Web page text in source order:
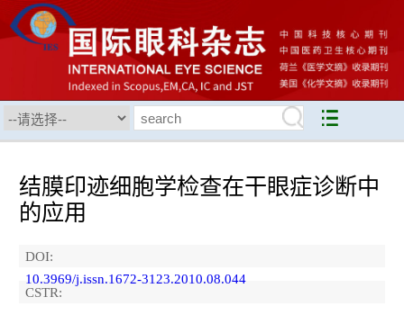
结膜印迹细胞学检查在干眼症诊断中
的应用
DOI:
10.3969/j.issn.1672-3123.2010.08.044
CSTR: